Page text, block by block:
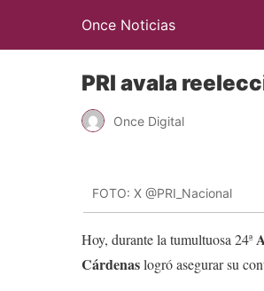
Once Noticias
PRI avala
Once Digital
FOTO: X @PRI_Nacional
Hoy, durante la tumultuosa 24ª
Cárdenaslogró asegurar su